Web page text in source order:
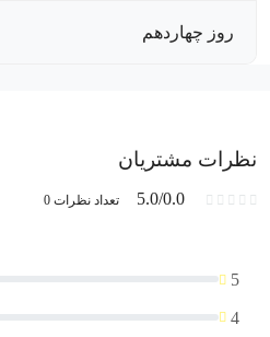
روز چهاردهم
نظرات مشتریان
5.0/0.0 تعداد نظرات 0
5
4